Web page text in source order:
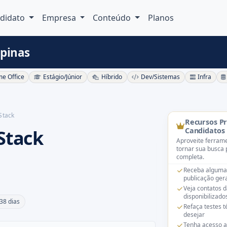
Empresa Conteúdo Planos
Office Estágio/Júnior Híbrido Dev/Sistemas Infra
dias
Recursos
Candidatos
Aproveite
tornar sua busca
completa.
Receba
publicação
Veja contatos
Refaça testes
desejar
Tenha acesso